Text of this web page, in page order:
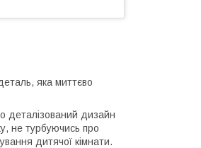
яка миттєво
деталізований дизайн
не турбуючись про
дитячої кімнати.